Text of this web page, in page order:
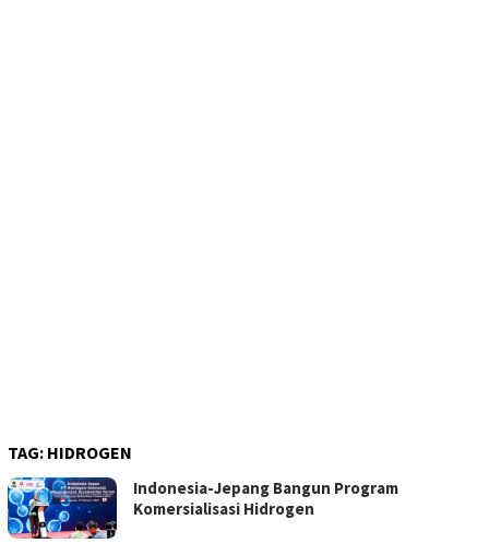
TAG: HIDROGEN
Indonesia-Jepang Bangun Program
Komersialisasi Hidrogen